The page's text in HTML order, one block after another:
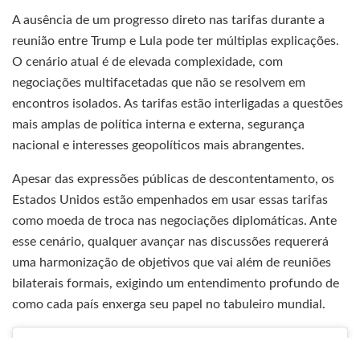
A ausência de um progresso direto nas tarifas durante a
reunião entre Trump e Lula pode ter múltiplas explicações.
O cenário atual é de elevada complexidade, com
negociações multifacetadas que não se resolvem em
encontros isolados. As tarifas estão interligadas a questões
mais amplas de política interna e externa, segurança
nacional e interesses geopolíticos mais abrangentes.
Apesar das expressões públicas de descontentamento, os
Estados Unidos estão empenhados em usar essas tarifas
como moeda de troca nas negociações diplomáticas. Ante
esse cenário, qualquer avançar nas discussões requererá
uma harmonização de objetivos que vai além de reuniões
bilaterais formais, exigindo um entendimento profundo de
como cada país enxerga seu papel no tabuleiro mundial.